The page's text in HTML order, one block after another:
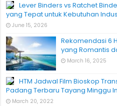
Lever Binders vs Ratchet
yang Tepat untuk Kebutuhan
June 15, 2026
Rekomendasi 6
yang Romantis
March 16, 2025
HTM Jadwal Film Bioskop
Padang Terbaru Tayang Minggu
March 20, 2022